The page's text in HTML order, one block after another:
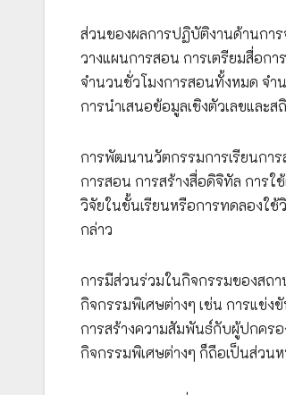
ส่วนของผลการปฏิบัติงานด้านกา
วางแผนการสอน การเตรียมสื่อก
จำนวนชั่วโมงการสอนทั้งหมด จำ
การนำเสนอข้อมูลเชิงตัวเลขและ
การพัฒนานวัตกรรมการเรียนกา
การสอน การสร้างสื่อดิจิทัล การ
วิจัยในชั้นเรียนหรือการทดลองใช้
กล่าว
การมีส่วนร่วมในกิจกรรมของสถ
กิจกรรมพิเศษต่างๆ เช่น การแข่
การสร้างความสัมพันธ์กับผู้ปกคร
กิจกรรมพิเศษต่างๆ ก็ถือเป็นส่วน